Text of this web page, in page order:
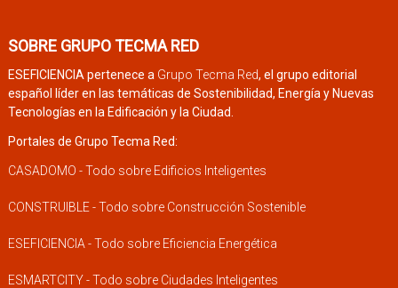
SOBRE GRUPO TECMA RED
ESEFICIENCIA pertenece a Grupo Tecma Red, el grupo editorial
español líder en las temáticas de Sostenibilidad, Energía y Nuevas
Tecnologías en la Edificación y la Ciudad.
Portales de Grupo Tecma Red:
CASADOMO - Todo sobre Edificios Inteligentes
CONSTRUIBLE - Todo sobre Construcción Sostenible
ESEFICIENCIA - Todo sobre Eficiencia Energética
ESMARTCITY - Todo sobre Ciudades Inteligentes